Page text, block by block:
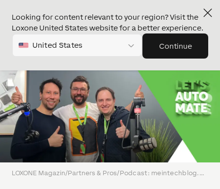
Looking for content relevant to your region? Visit the
Loxone United States website for a better experience.
United States Continue
LOXONE Magazin/Partners & Pros/ Podcast: meintechblog.de zu Besuch am LOXONE Campus